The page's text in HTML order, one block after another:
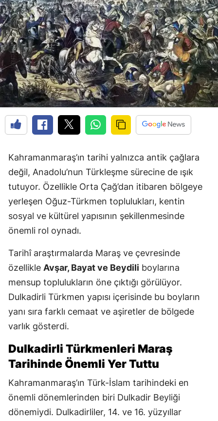
Kahramanmaraş’ın tarihi yalnızca antik çağlara
değil, Anadolu’nun Türkleşme sürecine de ışık
tutuyor. Özellikle Orta Çağ’dan itibaren bölgeye
yerleşen Oğuz-Türkmen toplulukları, kentin
sosyal ve kültürel yapısının şekillenmesinde
önemli rol oynadı.
Tarihî araştırmalarda Maraş ve çevresinde
özellikle Avşar, Bayat ve Beydili boylarına
mensup toplulukların öne çıktığı görülüyor.
Dulkadirli Türkmen yapısı içerisinde bu boyların
yanı sıra farklı cemaat ve aşiretler de bölgede
varlık gösterdi.
Dulkadirli Türkmenleri Maraş
Tarihinde Önemli Yer Tuttu
Kahramanmaraş’ın Türk-İslam tarihindeki en
önemli dönemlerinden biri Dulkadir Beyliği
dönemiydi. Dulkadirliler, 14. ve 16. yüzyıllar